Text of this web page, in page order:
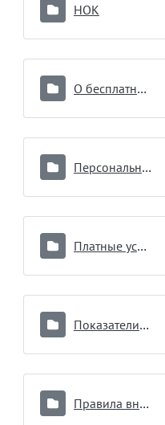
НОК
О бесплатной медицинской помощи
Персональные данные
Платные услуги
Показатели работы
Правила внутреннего распорядка для потребителей услуг